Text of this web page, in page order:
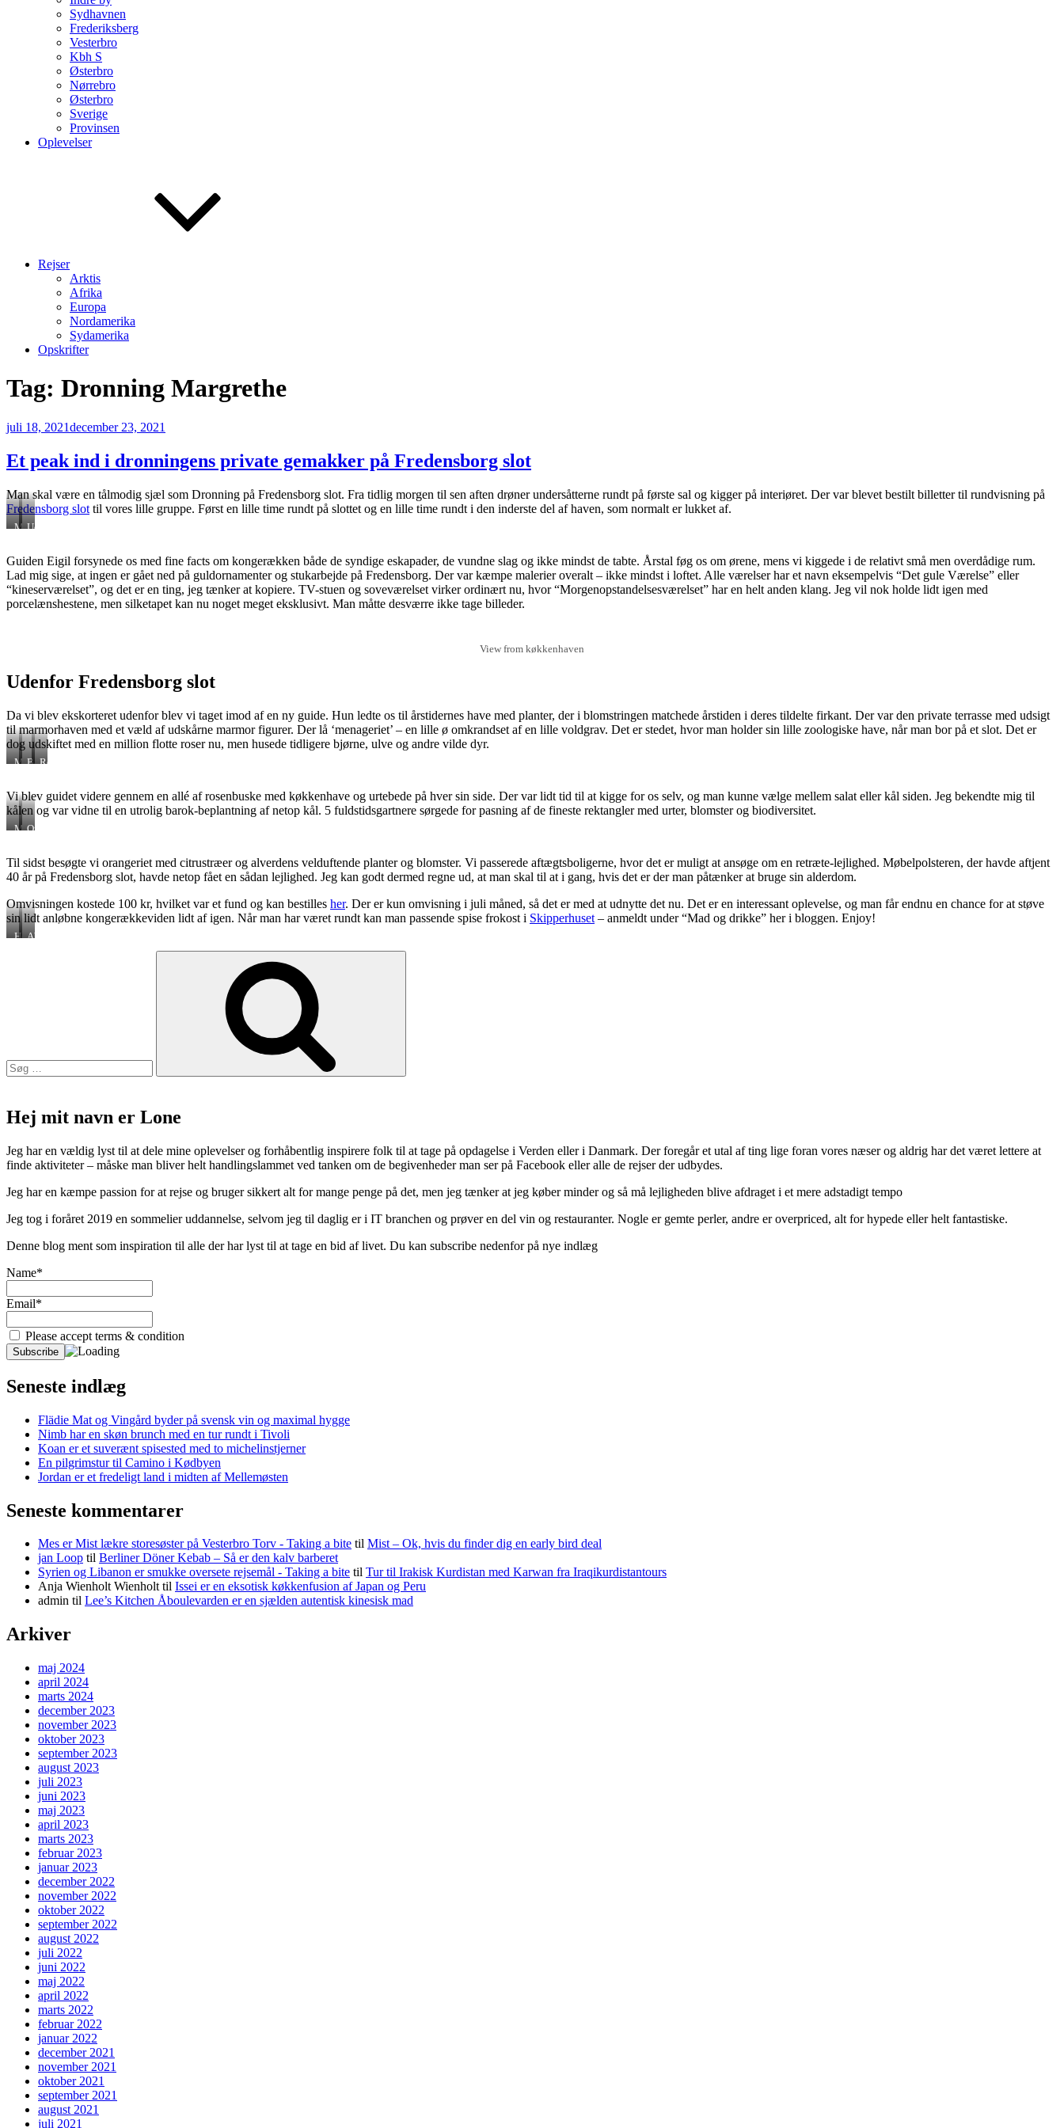
Sydhavnen
Frederiksberg
Vesterbro
Kbh S
Østerbro
Nørrebro
Østerbro
Sverige
Provinsen
Oplevelser
Rejser
Arktis
Afrika
Europa
Nordamerika
Sydamerika
Opskrifter
Tag: Dronning Margrethe
Udgivet
juli 18, 2021december 23, 2021
Et peak ind i dronningens private gemakker på Fredensborg slot
Man skal være en tålmodig sjæl som Dronning på Fredensborg slot. Fra tidlig morgen til sen aften drøner undersåtterne rundt på første sal og kigger på interiøret. Der var blevet bestilt billetter til rundvisning på
Fredensborg slot til vores lille gruppe. Først en lille time rundt på slottet og en lille time rundt i den inderste del af haven, som normalt er lukket af.
Marmorhaven
Udsigten
Guiden Eigil forsynede os med fine facts om kongerækken både de syndige eskapader, de vundne slag og ikke mindst de tabte. Årstal føg os om ørene, mens vi kiggede i de relativt små men overdådige rum.
Lad mig sige, at ingen er gået ned på guldornamenter og stukarbejde på Fredensborg. Der var kæmpe malerier overalt – ikke mindst i loftet. Alle værelser har et navn eksempelvis “Det gule Værelse” eller
“kineserværelset”, og det er en ting, jeg tænker at kopiere. TV-stuen og soveværelset virker ordinært nu, hvor “Morgenopstandelsesværelset” har en helt anden klang. Jeg vil nok holde lidt igen med
porcelænshestene, men silketapet kan nu noget meget eksklusivt. Man måtte desværre ikke tage billeder.
View from køkkenhaven
Udenfor Fredensborg slot
Da vi blev ekskorteret udenfor blev vi taget imod af en ny guide. Hun ledte os til årstidernes have med planter, der i blomstringen matchede årstiden i deres tildelte firkant. Der var den private terrasse med udsigt
til marmorhaven med et væld af udskårne marmor figurer. Der lå ‘menageriet’ – en lille ø omkrandset af en lille voldgrav. Det er stedet, hvor man holder sin lille zoologiske have, når man bor på et slot. Det er
dog udskiftet med en million flotte roser nu, men husede tidligere bjørne, ulve og andre vilde dyr.
Menageri-
BarokRosen-
Vi blev guidet videre gennem en allé af rosenbuske med køkkenhave og urtebede på hver sin side. Der var lidt tid til at kigge for os selv, og man kunne vælge mellem salat eller kål siden. Jeg bekendte mig til
kålen og var vidne til en utrolig barok-beplantning af netop kål. 5 fuldstidsgartnere sørgede for pasning af de fineste rektangler med urter, blomster og biodiversitet.
Mistænkene
Orangeriet
Til sidst besøgte vi orangeriet med citrustræer og alverdens velduftende planter og blomster. Vi passerede aftægtsboligerne, hvor det er muligt at ansøge om en retræte-lejlighed. Møbelpolsteren, der havde aftjent
40 år på Fredensborg slot, havde netop fået en sådan lejlighed. Jeg kan godt dermed regne ud, at man skal til at i gang, hvis det er der man påtænker at bruge sin alderdom.
Omvisningen kostede 100 kr, hvilket var et fund og kan bestilles her. Der er kun omvisning i juli måned, så det er med at udnytte det nu. Det er en interessant oplevelse, og man får endnu en chance for at støve
sin lidt anløbne kongerækkeviden lidt af igen. Når man har været rundt kan man passende spise frokost i Skipperhuset – anmeldt under “Mad og drikke” her i bloggen. Enjoy!
HerAbrikoser
Hej mit navn er Lone
Jeg har en vældig lyst til at dele mine oplevelser og forhåbentlig inspirere folk til at tage på opdagelse i Verden eller i Danmark. Der foregår et utal af ting lige foran vores næser og aldrig har det været lettere at
finde aktiviteter – måske man bliver helt handlingslammet ved tanken om de begivenheder man ser på Facebook eller alle de rejser der udbydes.
Jeg har en kæmpe passion for at rejse og bruger sikkert alt for mange penge på det, men jeg tænker at jeg køber minder og så må lejligheden blive afdraget i et mere adstadigt tempo
Jeg tog i foråret 2019 en sommelier uddannelse, selvom jeg til daglig er i IT branchen og prøver en del vin og restauranter. Nogle er gemte perler, andre er overpriced, alt for hypede eller helt fantastiske.
Denne blog ment som inspiration til alle der har lyst til at tage en bid af livet. Du kan subscribe nedenfor på nye indlæg
Name*
Email*
Please accept terms & condition
Seneste indlæg
Flädie Mat og Vingård byder på svensk vin og maximal hygge
Nimb har en skøn brunch med en tur rundt i Tivoli
Koan er et suverænt spisested med to michelinstjerner
En pilgrimstur til Camino i Kødbyen
Jordan er et fredeligt land i midten af Mellemøsten
Seneste kommentarer
Mes er Mist lækre storesøster på Vesterbro Torv - Taking a bite til Mist – Ok, hvis du finder dig en early bird deal
jan Loop til Berliner Döner Kebab – Så er den kalv barberet
Syrien og Libanon er smukke oversete rejsemål - Taking a bite til Tur til Irakisk Kurdistan med Karwan fra Iraqikurdistantours
Anja Wienholt Wienholttil Issei er en eksotisk køkkenfusion af Japan og Peru
admin til Lee’s Kitchen Åboulevarden er en sjælden autentisk kinesisk mad
Arkiver
maj 2024
april 2024
marts 2024
december 2023
november 2023
oktober 2023
september 2023
august 2023
juli 2023
juni 2023
maj 2023
april 2023
marts 2023
februar 2023
januar 2023
december 2022
november 2022
oktober 2022
september 2022
august 2022
juli 2022
juni 2022
maj 2022
april 2022
marts 2022
februar 2022
januar 2022
december 2021
november 2021
oktober 2021
september 2021
august 2021
juli 2021